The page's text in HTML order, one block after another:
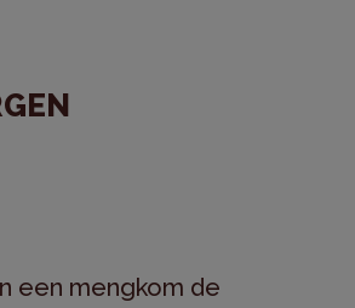
een mengkom de